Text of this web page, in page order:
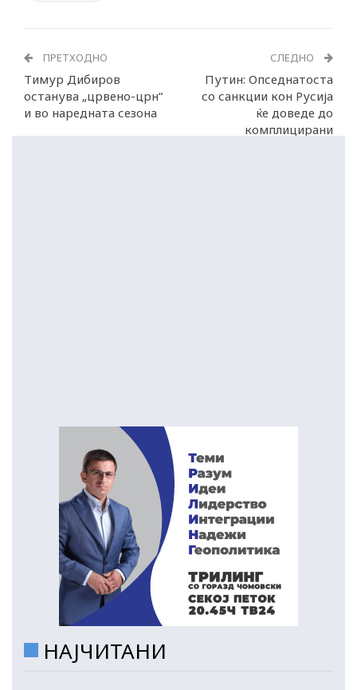
ПРЕТХОДНО
Тимур Дибиров
останува „црвено-црн“
и во наредната сезона
СЛЕДНО
Путин: Опседнатоста
со санкции кон Русија
ќе доведе до
комплицирани
НАЈЧИТАНИ